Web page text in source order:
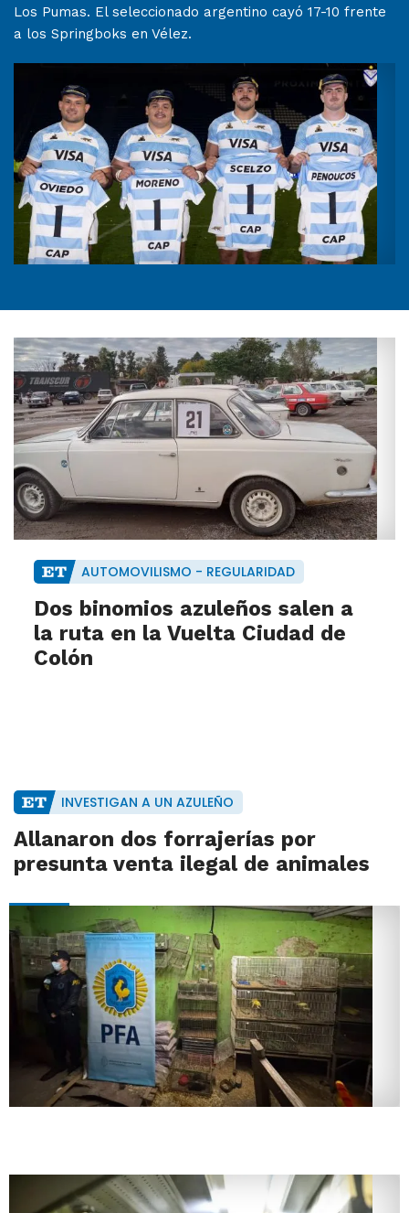
Los Pumas. El seleccionado argentino cayó 17-10 frente
a los Springboks en Vélez.
AUTOMOVILISMO - REGULARIDAD
Dos binomios azuleños salen a
la ruta en la Vuelta Ciudad de
Colón
INVESTIGAN A UN AZULEÑO
Allanaron dos forrajerías por
presunta venta ilegal de animales